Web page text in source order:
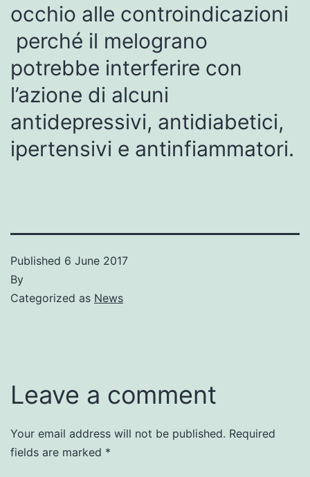
occhio alle controindicazioni
perché il melograno
potrebbe interferire con
l’azione di alcuni
antidepressivi, antidiabetici,
ipertensivi e antinfiammatori.
Published 6 June 2017
By
Categorized as News
Leave a comment
Your email address will not be published. Required
fields are marked *